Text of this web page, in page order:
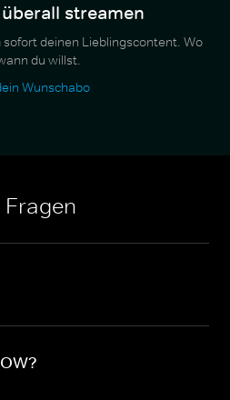
streamen
deinen Lieblingscontent. Wo
du willst.
Wunschabo